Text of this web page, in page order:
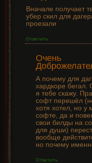
Вначале получает
убер скил для
проезали
Ответить
Очень
А почему для
хардкоре бегал.
я тебе скажу.
софт перешёл
хотя хотел, но у
софте, да и
свои билды на
для души)
вообще
но почему
Ответить